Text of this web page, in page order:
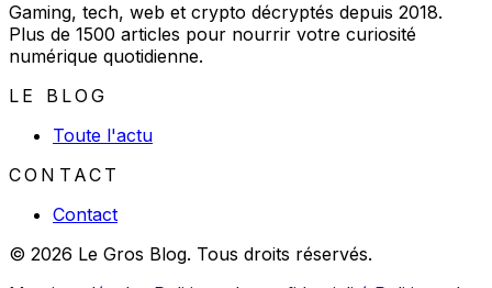
Gaming, tech, web et crypto décryptés depuis 2018.
Plus de 1500 articles pour nourrir votre curiosité
numérique quotidienne.
LE BLOG
Toute l'actu
CONTACT
Contact
© 2026 Le Gros Blog. Tous droits réservés.